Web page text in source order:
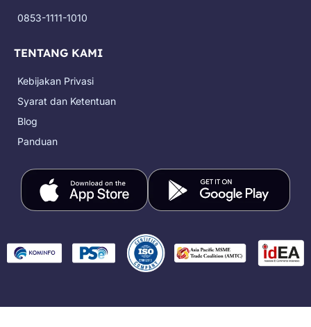
0853-1111-1010
TENTANG KAMI
Kebijakan Privasi
Syarat dan Ketentuan
Blog
Panduan